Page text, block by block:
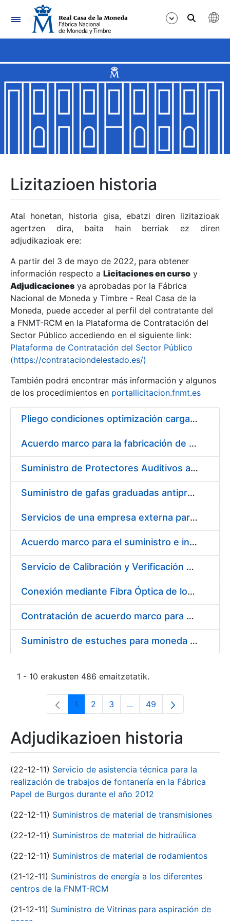
Nabigazioa
Erakutsi/Ezkutatu
Erakutsi/Ezkutatu
Erakutsi/Ezkutatu
Erakutsi/Ezkutatu
Erakutsi/Ezkutatu
Erakutsi/Ezkutatu
Erakutsi/Ezkutatu
Erakutsi/Ezkutatu
Lizitazioen historia
Atal honetan, historia gisa, ebatzi diren lizitazioak
agertzen dira, baita hain berriak ez diren
adjudikazioak ere:
A partir del 3 de mayo de 2022, para obtener
información respecto a Licitaciones en curso y
Adjudicaciones ya aprobadas por la Fábrica
Nacional de Moneda y Timbre - Real Casa de la
Moneda, puede acceder al perfil del contratante del
a FNMT-RCM en la Plataforma de Contratación del
Sector Público accediendo en el siguiente link:
Plataforma de Contratación del Sector Público
(https://contrataciondelestado.es/)
También podrá encontrar más información y algunos
de los procedimientos en portallicitacion.fnmt.es
Pliego condiciones optimización cargas compras firmado
Acuerdo marco para la fabricación de piezas
Suministro de Protectores Auditivos a medida para las personas trabajadoras de los Centros de Trabajo de Madrid y Burgos
Suministro de gafas graduadas antiproyecciones para los trabajadores de la FNMT-RCM en los centros de trabajo de Madrid y Burgos
Servicios de una empresa externa para el asesoramiento y resolución de los recursos de alzada que se presentan relacionados con procesos de selección para la FNMT-RCM
Acuerdo marco para el suministro e instalación de persianas, estores y otros complementos
Servicio de Calibración y Verificación Externa de los Equipos de Medición del Servicio de Prevención de la FNMT-RCM
Conexión mediante Fibra Óptica de los Centros de Proceso de Datos (CPDs) de las sedes de la FNMT-RCM de Burgos y Madrid
Contratación de acuerdo marco para el Suministro de Material de Electricidad para la Fábrica Nacional de Moneda y Timbre-Real Casa de la Moneda en su centro de trabajo de Burgos
Suministro de estuches para moneda de 30 €
1 - 10 erakusten 486 emaitzetatik.
Orrialdea
1 Orrialdea
2 Orrialdea
3 ...Intermediate Pages Use
Orrialdea
49
Adjudikazioen historia
(22-12-11) Servicio de asistencia técnica para la
realización de trabajos de fontanería en la Fábrica
Papel de Burgos durante el año 2012
(22-12-11) Suministros de material de transmisiones
(22-12-11) Suministros de material de hidraúlica
(22-12-11) Suministros de material de rodamientos
(21-12-11) Suministros de energía a los diferentes
centros de la FNMT-RCM
(21-12-11) Suministro de Vitrinas para aspiración de